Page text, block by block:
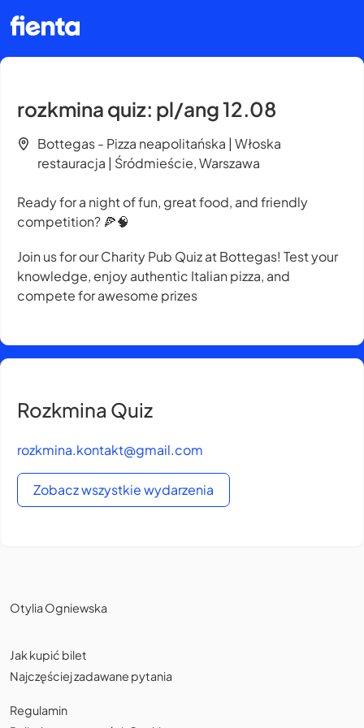
rozkmina quiz: pl/ang 12.08
Bottegas - Pizza neapolitańska | Włoska
restauracja | Śródmieście, Warszawa
Ready for a night of fun, great food, and friendly
competition? 🍕🧠
Join us for our Charity Pub Quiz at Bottegas! Test your
knowledge, enjoy authentic Italian pizza, and
compete for awesome prizes
Rozkmina Quiz
rozkmina.kontakt@gmail.com
Zobacz wszystkie wydarzenia
Otylia Ogniewska
Jak kupić bilet
Najczęściej zadawane pytania
Regulamin